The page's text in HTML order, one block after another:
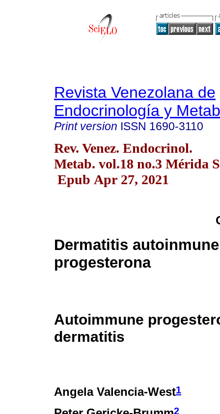
Revista Venezolana de
Endocrinología y
Print version ISSN 1690-3110
Rev. Venez. Endocrinol.
Metab. vol.18 no.3 Mérida
Epub Apr 27, 2021
Dermatitis
progesterona
Autoimmune
dermatitis
Angela Valencia-West1
2